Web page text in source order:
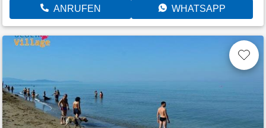
ANRUFEN WHATSAPP